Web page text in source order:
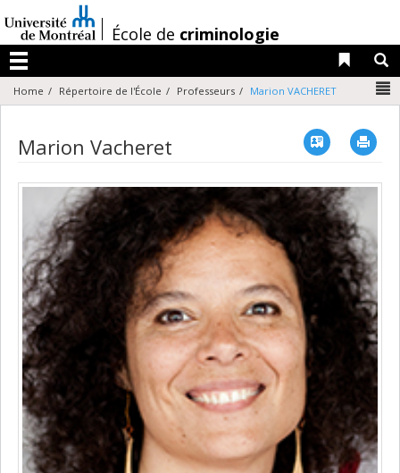
au
contenu
/École de criminologie
Menu
Liens
Home Répertoire de l'École Professeurs Marion VACHERET
Marion Vacheret Vcard